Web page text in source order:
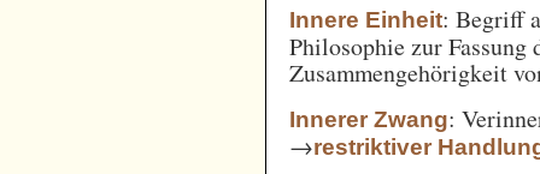
Innere Einheit: Begriff
Philosophie zur
Zusammengehörigkeit
Innerer Zwang:
→restriktiver